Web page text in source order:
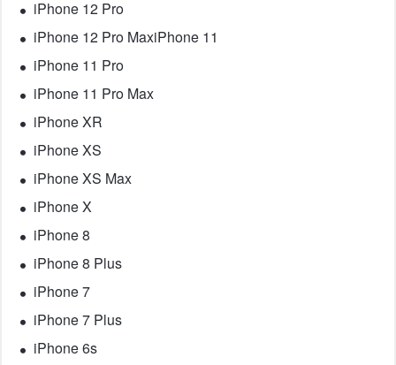
iPhone 12 Pro
iPhone 12 Pro MaxiPhone 11
iPhone 11 Pro
iPhone 11 Pro Max
iPhone XR
iPhone XS
iPhone XS Max
iPhone X
iPhone 8
iPhone 8 Plus
iPhone 7
iPhone 7 Plus
iPhone 6s